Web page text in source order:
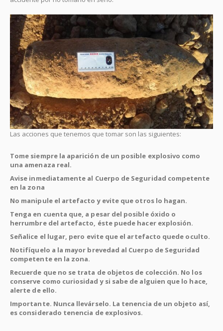
Las acciones que tenemos que tomar son las siguientes:
Tome siempre la aparición de un posible explosivo como
una amenaza real.
Avise inmediatamente al Cuerpo de Seguridad competente
en la zona
No manipule el artefacto y evite que otros lo hagan.
Tenga en cuenta que, a pesar del posible óxido o
herrumbre del artefacto, éste puede hacer explosión.
Señalice el lugar, pero evite que el artefacto quede oculto.
Notifíquelo a la mayor brevedad al Cuerpo de Seguridad
competente en la zona.
Recuerde que no se trata de objetos de colección. No los
conserve como curiosidad y si sabe de alguien que lo hace,
alerte de ello.
Importante. Nunca llevárselo. La tenencia de un objeto así,
es considerado tenencia de explosivos.